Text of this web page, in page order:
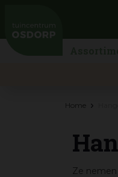
Home
Ze